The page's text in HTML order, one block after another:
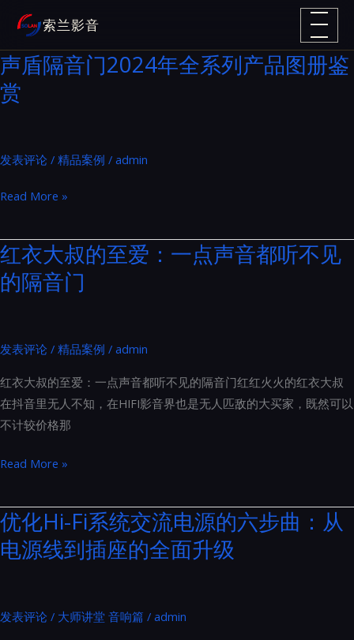
内
容
索兰影音
声盾隔音门2024年全系列产品图册鉴
赏
发表评论 / 精品案例 / admin
声
隔
音
门
全
列
产
品
册
赏
Read More »
红衣大叔的至爱：一点声音都听不见
的隔音门
发表评论 / 精品案例 / admin
红衣大叔的至爱：一点声音都听不见的隔音门红红火火的红衣大叔
在抖音里无人不知，在HIFI影音界也是无人匹敌的大买家，既然可以
不计较价格那
红
大
叔
的
一
Read More »
优化Hi-Fi系统交流电源的六步曲：从
电源线到插座的全面升级
发表评论 / 大师讲堂 音响篇 / admin